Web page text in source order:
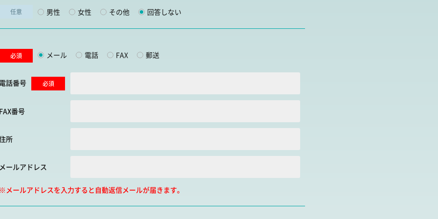
任意 男性 女性 その他 回答しない
必須 メール 電話 FAX 郵送
話番号 必須
番号
所
ールアドレス
メールアドレスを入力すると自動返信メールが届きます。